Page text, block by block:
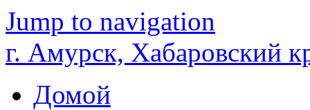
Jump to navigation
г. Амурск, Хабаровский
Домой